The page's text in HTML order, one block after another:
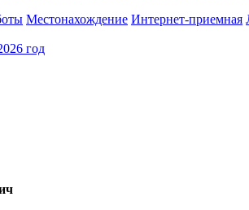
Местонахождение Интернет-приемная
год